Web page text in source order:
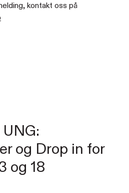
kontakt oss på
og Drop in for
og 18